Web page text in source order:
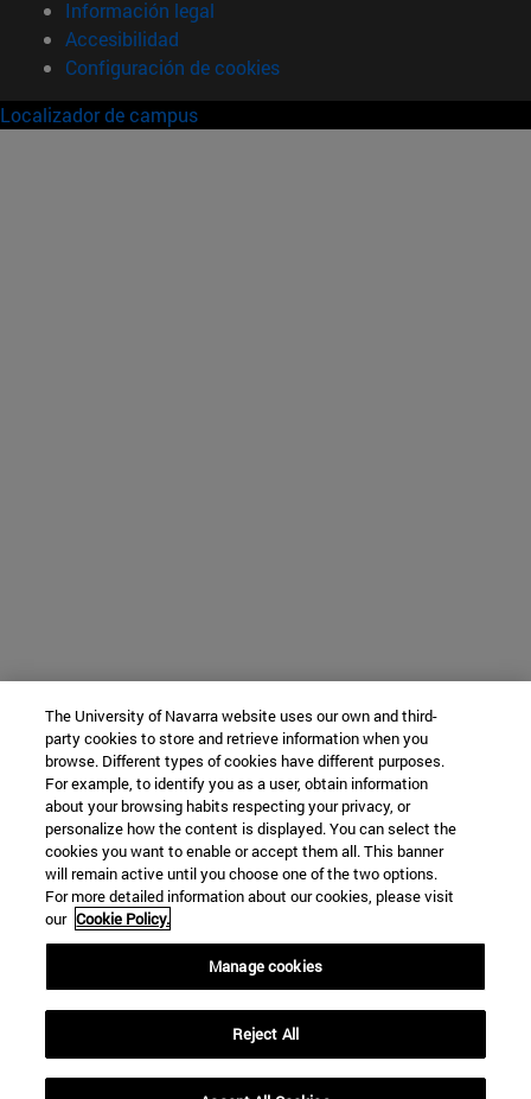
Información legal
Accesibilidad
Configuración de cookies
Localizador de campus
The University of Navarra website uses our own and third-
party cookies to store and retrieve information when you
browse. Different types of cookies have different purposes.
For example, to identify you as a user, obtain information
about your browsing habits respecting your privacy, or
personalize how the content is displayed. You can select the
cookies you want to enable or accept them all. This banner
will remain active until you choose one of the two options.
For more detailed information about our cookies, please visit
our Cookie Policy.
Manage cookies
Reject All